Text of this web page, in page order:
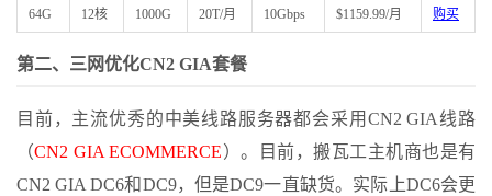
64G 12核 1000G 20T/月 10Gbps $1159.99/月 购买
第二、三网优化CN2 GIA套餐
目前，主流优秀的中美线路服务器都会采用CN2 GIA线路
（CN2 GIA ECOMMERCE）。目前，搬瓦工主机商也是有
CN2 GIA DC6和DC9，但是DC9一直缺货。实际上DC6会更